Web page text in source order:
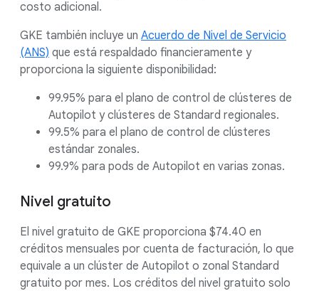
costo adicional.
GKE también incluye un Acuerdo de Nivel de Servicio
(ANS) que está respaldado financieramente y
proporciona la siguiente disponibilidad:
99.95% para el plano de control de clústeres de
Autopilot y clústeres de Standard regionales.
99.5% para el plano de control de clústeres
estándar zonales.
99.9% para pods de Autopilot en varias zonas.
Nivel gratuito
El nivel gratuito de GKE proporciona $74.40 en
créditos mensuales por cuenta de facturación, lo que
equivale a un clúster de Autopilot o zonal Standard
gratuito por mes. Los créditos del nivel gratuito solo